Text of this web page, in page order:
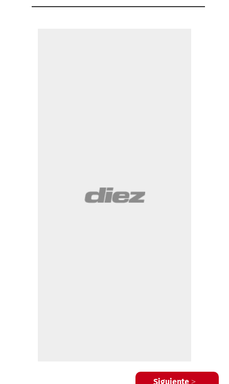
Siguiente >